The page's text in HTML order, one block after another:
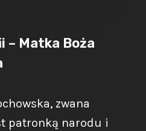
– Matka Boża
zwana
patronką narodu i